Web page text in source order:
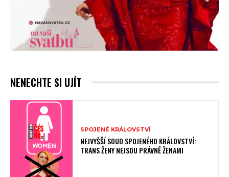
NENECHTE SI UJÍT
SPOJENÉ KRÁLOVSTVÍ
NEJVYŠŠÍ SOUD SPOJENÉHO KRÁLOVSTVÍ:
TRANS ŽENY NEJSOU PRÁVNĚ ŽENAMI